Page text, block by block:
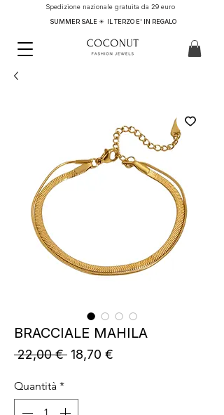
SUMMER SALE ☀ IL TERZO E' IN REGALO
Spedizione nazionale gratuita da 29 euro
BRACCIALE MAHILA
22,00 € Prezzo
18,70 €
Quantità *